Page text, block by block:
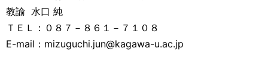
教諭 水口 純
ＴＥＬ：０８７－８６１－７１０８
E-mail：mizuguchi.jun@kagawa-u.ac.jp